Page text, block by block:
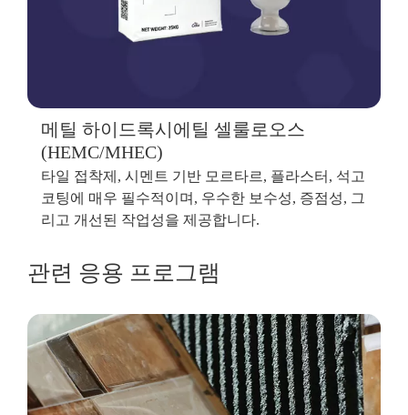
메틸 하이드록시에틸 셀룰로오스
(HEMC/MHEC)
타일 접착제, 시멘트 기반 모르타르, 플라스터, 석고
코팅에 매우 필수적이며, 우수한 보수성, 증점성, 그
리고 개선된 작업성을 제공합니다.
관련 응용 프로그램